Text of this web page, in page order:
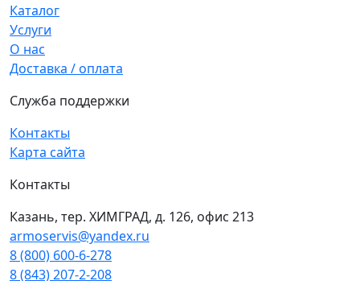
Каталог
Услуги
О нас
Доставка / оплата
Служба поддержки
Контакты
Карта сайта
Контакты
Казань, тер. ХИМГРАД, д. 126, офис 213
armoservis@yandex.ru
8 (800) 600-6-278
8 (843) 207-2-208